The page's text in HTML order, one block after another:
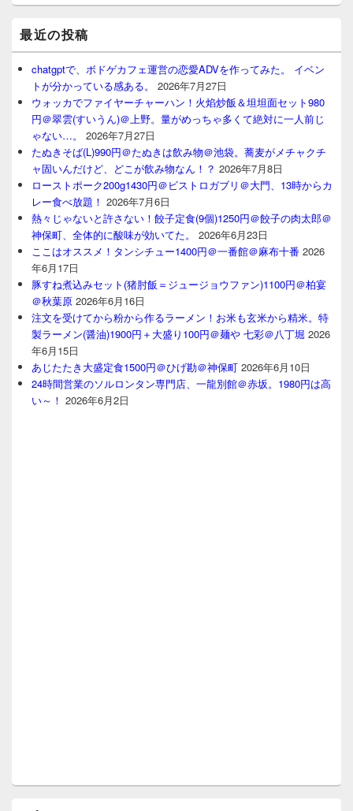
最近の投稿
chatgptで、ボドゲカフェ運営の恋愛ADVを作ってみた。 イベン
トが分かっている感ある。
2026年7月27日
ウォッカでファイヤーチャーハン！火焰炒飯＆坦坦面セット980
円＠翠雲(すいうん)＠上野。量がめっちゃ多くて絶対に一人前じ
ゃない…。
2026年7月27日
たぬきそば(L)990円＠たぬきは飲み物＠池袋。蕎麦がメチャクチ
ャ固いんだけど、どこが飲み物なん！？ 2026年7月8日
ローストポーク200g1430円＠ビストロガブリ＠大門、13時からカ
レー食べ放題！ 2026年7月6日
熱々じゃないと許さない！餃子定食(9個)1250円＠餃子の肉太郎＠
神保町、全体的に酸味が効いてた。
2026年6月23日
ここはオススメ！タンシチュー1400円＠一番館＠麻布十番 2026
年6月17日
豚すね煮込みセット(猪肘飯＝ジュージョウファン)1100円＠柏宴
＠秋葉原 2026年6月16日
注文を受けてから粉から作るラーメン！お米も玄米から精米。特
製ラーメン(醤油)1900円＋大盛り100円＠麺や 七彩＠八丁堀 2026
年6月15日
あじたたき大盛定食1500円＠ひげ勘＠神保町 2026年6月10日
24時間営業のソルロンタン専門店、一龍別館＠赤坂。1980円は高
い～！ 2026年6月2日